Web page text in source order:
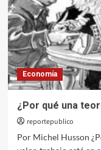
Economía
¿Por qué una
reportepublico
Por Michel Husson